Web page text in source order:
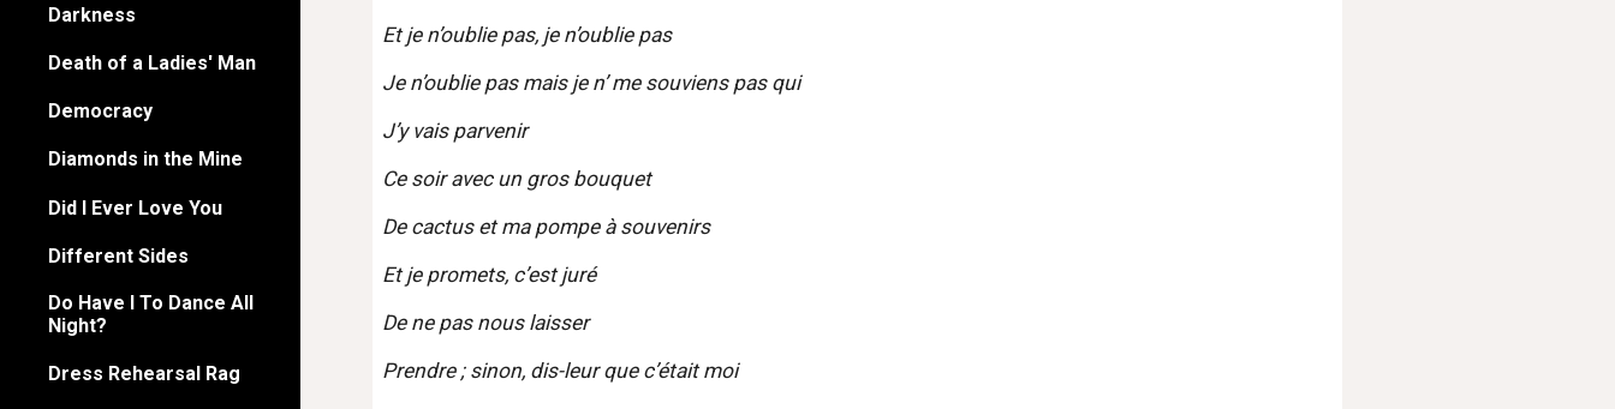
Darkness
Death of a Ladies' Man
Democracy
Diamonds in the Mine
Did I Ever Love You
Different Sides
Do Have I To Dance All
Night?
Dress Rehearsal Rag
Et je n’oublie pas, je n’oublie pas
Je n’oublie pas mais je n’ me souviens pas qui
J’y vais parvenir
Ce soir avec un gros bouquet
De cactus et ma pompe à souvenirs
Et je promets, c’est juré
De ne pas nous laisser
Prendre ; sinon, dis-leur que c’était moi